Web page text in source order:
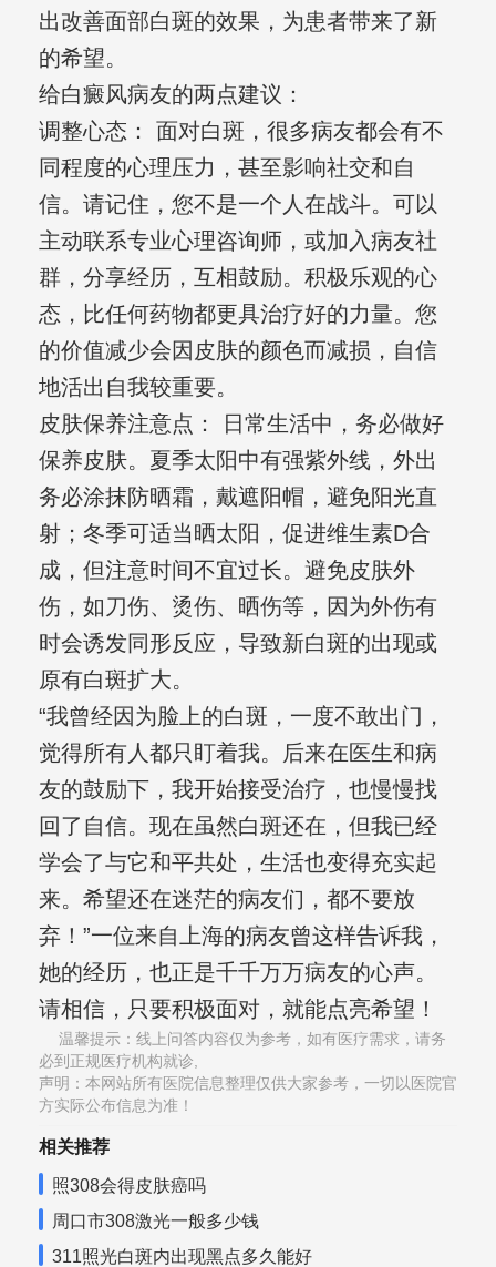
出改善面部白斑的效果，为患者带来了新
的希望。
给白癜风病友的两点建议：
调整心态： 面对白斑，很多病友都会有不
同程度的心理压力，甚至影响社交和自
信。请记住，您不是一个人在战斗。可以
主动联系专业心理咨询师，或加入病友社
群，分享经历，互相鼓励。积极乐观的心
态，比任何药物都更具治疗好的力量。您
的价值减少会因皮肤的颜色而减损，自信
地活出自我较重要。
皮肤保养注意点： 日常生活中，务必做好
保养皮肤。夏季太阳中有强紫外线，外出
务必涂抹防晒霜，戴遮阳帽，避免阳光直
射；冬季可适当晒太阳，促进维生素D合
成，但注意时间不宜过长。避免皮肤外
伤，如刀伤、烫伤、晒伤等，因为外伤有
时会诱发同形反应，导致新白斑的出现或
原有白斑扩大。
“我曾经因为脸上的白斑，一度不敢出门，
觉得所有人都只盯着我。后来在医生和病
友的鼓励下，我开始接受治疗，也慢慢找
回了自信。现在虽然白斑还在，但我已经
学会了与它和平共处，生活也变得充实起
来。希望还在迷茫的病友们，都不要放
弃！”一位来自上海的病友曾这样告诉我，
她的经历，也正是千千万万病友的心声。
请相信，只要积极面对，就能点亮希望！
温馨提示：线上问答内容仅为参考，如有医疗需求，请务
必到正规医疗机构就诊,
声明：本网站所有医院信息整理仅供大家参考，一切以医院官
方实际公布信息为准！
相关推荐
照308会得皮肤癌吗
周口市308激光一般多少钱
311照光白斑内出现黑点多久能好